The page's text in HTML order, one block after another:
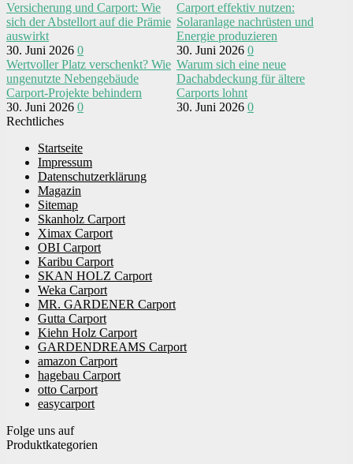
Versicherung und Carport: Wie
sich der Abstellort auf die Prämie
auswirkt
30. Juni 2026 0
Carport effektiv nutzen:
Solaranlage nachrüsten und
Energie produzieren
30. Juni 2026 0
Wertvoller Platz verschenkt? Wie
ungenutzte Nebengebäude
Carport-Projekte behindern
30. Juni 2026 0
Warum sich eine neue
Dachabdeckung für ältere
Carports lohnt
30. Juni 2026 0
Rechtliches
Startseite
Impressum
Datenschutzerklärung
Magazin
Sitemap
Skanholz Carport
Ximax Carport
OBI Carport
Karibu Carport
SKAN HOLZ Carport
Weka Carport
MR. GARDENER Carport
Gutta Carport
Kiehn Holz Carport
GARDENDREAMS Carport
amazon Carport
hagebau Carport
otto Carport
easycarport
Folge uns auf
Produktkategorien